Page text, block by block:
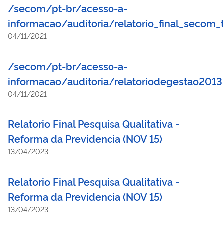
/secom/pt-br/acesso-a-
informacao/auditoria/
04/11/2021
/secom/pt-br/acesso-a-
informacao/auditoria/
04/11/2021
Relatorio Final Pesquisa Qualitativa -
Reforma da Previdencia (NOV 15)
13/04/2023
Relatorio Final Pesquisa Qualitativa -
Reforma da Previdencia (NOV 15)
13/04/2023